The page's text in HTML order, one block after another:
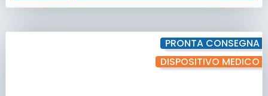
PRONTA CONSEGNA
DISPOSITIVO MEDICO